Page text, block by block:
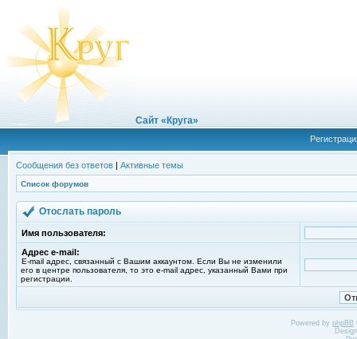
Сайт «Круга»
Сообщения без ответов | Активные темы
Список форумов
Отослать пароль
Имя пользователя:
Адрес e-mail:
E-mail адрес, связанный с Вашим аккаунтом. Если Вы не изменили
его в центре пользователя, то это e-mail адрес, указанный Вами при
регистрации.
Powered by phpBB